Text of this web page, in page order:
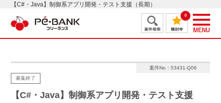
【C#・Java】制御系アプリ開発・テスト支援（長期）
0
案件No：53431-Q06
募集終了
【C#・Java】制御系アプリ開発・テスト支援